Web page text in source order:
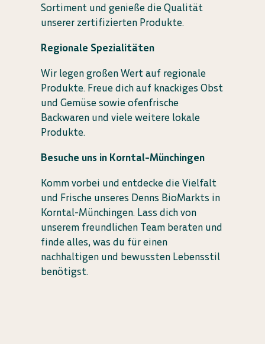
Sortiment und genieße die Qualität
unserer zertifizierten Produkte.
Regionale Spezialitäten
Wir legen großen Wert auf regionale
Produkte. Freue dich auf knackiges Obst
und Gemüse sowie ofenfrische
Backwaren und viele weitere lokale
Produkte.
Besuche uns in Korntal-Münchingen
Komm vorbei und entdecke die Vielfalt
und Frische unseres Denns BioMarkts in
Korntal-Münchingen. Lass dich von
unserem freundlichen Team beraten und
finde alles, was du für einen
nachhaltigen und bewussten Lebensstil
benötigst.